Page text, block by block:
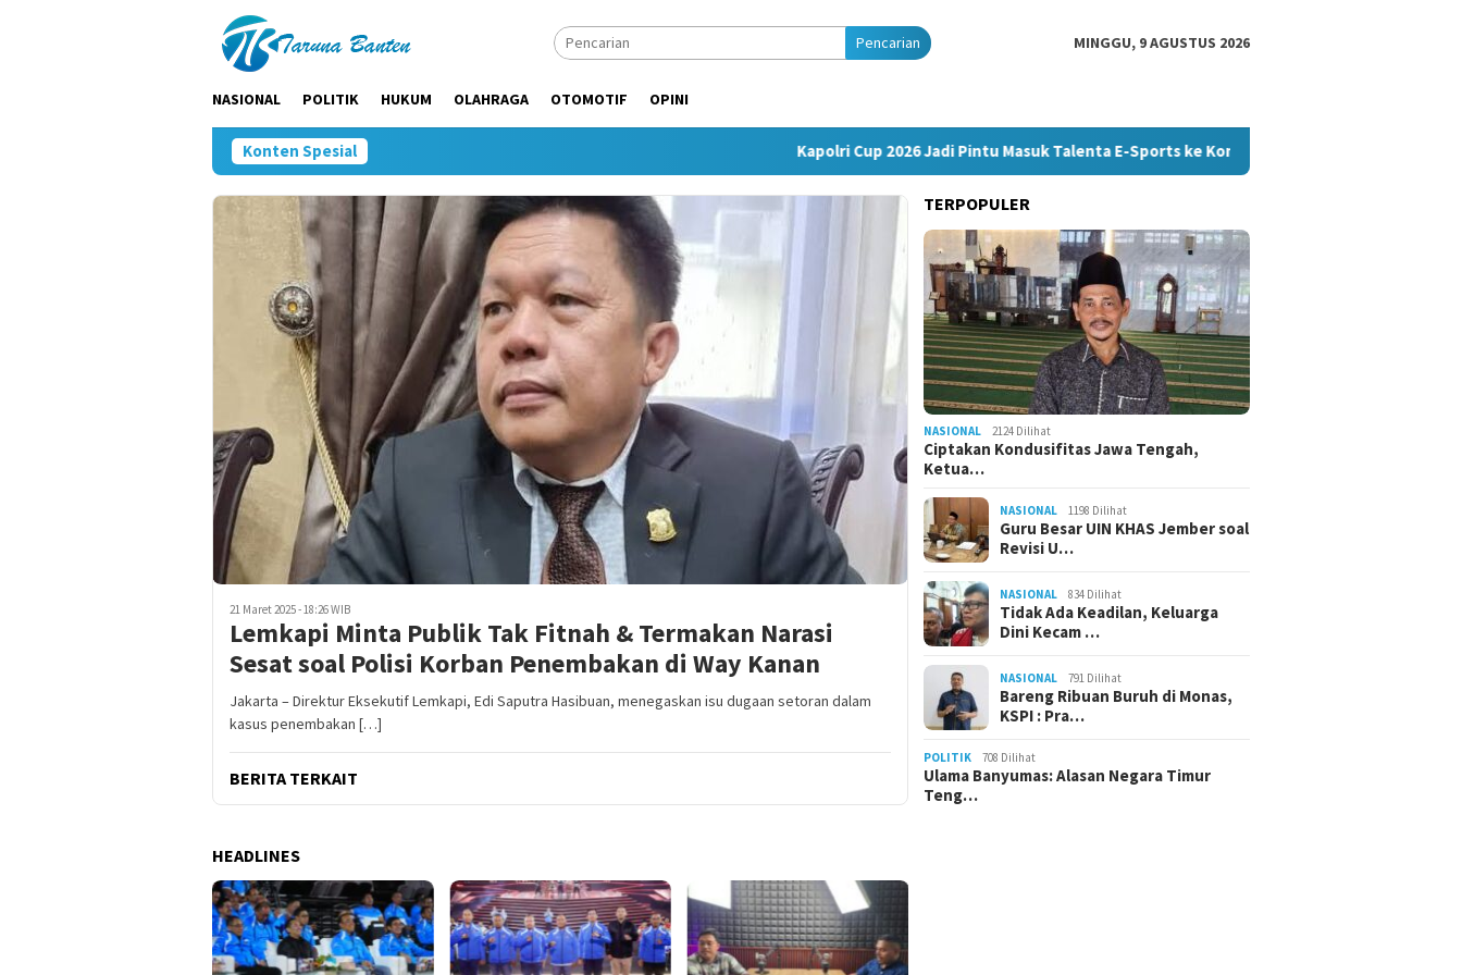
Pencarian MINGGU, 9 AGUSTUS 2026
NASIONAL POLITIK HUKUM OLAHRAGA OTOMOTIF OPINI
Konten Spesial Kapolri Cup 2026 Jadi Pintu Masuk Talenta E-Sports ke Kompetisi Nasional
21 Maret 2025 - 18:26 WIB
Lemkapi Minta Publik Tak Fitnah & Termakan Narasi
Sesat soal Polisi Korban Penembakan di Way Kanan
Jakarta – Direktur Eksekutif Lemkapi, Edi Saputra Hasibuan, menegaskan isu dugaan setoran dalam
kasus penembakan […]
BERITA TERKAIT
HEADLINES
TERPOPULER
NASIONAL 2124 Dilihat
Ciptakan Kondusifitas Jawa Tengah,
Ketua…
NASIONAL 1198 Dilihat
Guru Besar UIN KHAS Jember soal
Revisi U…
NASIONAL 834 Dilihat
Tidak Ada Keadilan, Keluarga
Dini Kecam …
NASIONAL 791 Dilihat
Bareng Ribuan Buruh di Monas,
KSPI : Pra…
POLITIK 708 Dilihat
Ulama Banyumas: Alasan Negara Timur
Teng…